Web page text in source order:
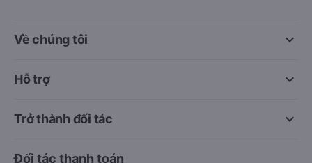
keyboard_arrow_down
Về chúng tôi
keyboard_arrow_down
Hỗ trợ
keyboard_arrow_down
Trở thành đối tác
Đối tác thanh toán